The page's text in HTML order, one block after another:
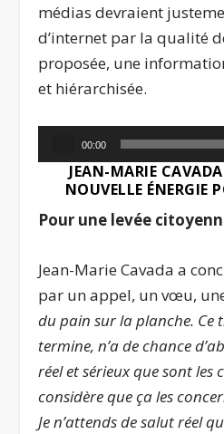
médias devraient
d’internet par la qualité
proposée, une
et hiérarchisée.
Lecteur
audio
00:00
JEAN-MARIE
NOUVELLE ÉNERGIE
Pour une levée
Jean-Marie Cavada a
par un appel, un vœu,
du pain sur la planche. Ce
termine, n’a de chance
réel et sérieux que sont les
considère que ça les
Je n’attends de salut réel